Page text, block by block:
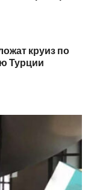
круиз по
Турции